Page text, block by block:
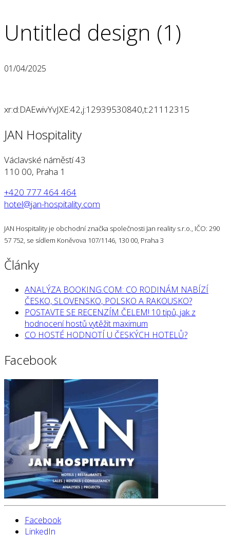
Untitled design (1)
01/04/2025
xr:d:DAEwivYvJXE:42,j:12939530840,t:21112315
JAN Hospitality
Václavské náměstí 43
110 00, Praha 1
+420 777 464 464
hotel@jan-hospitality.com
JAN Hospitality je obchodní značka společnosti Jan reality s.r.o., IČO: 290
57 752, se sídlem Koněvova 107/1146, 130 00, Praha 3
Články
ANALÝZA BOOKING.COM: CO RODINÁM NABÍZÍ
ČESKO, SLOVENSKO, POLSKO A RAKOUSKO?
POSTAVTE SE RECENZÍM ČELEM! 10 tipů, jak z
hodnocení hostů vytěžit maximum
CO HOSTÉ HODNOTÍ U ČESKÝCH HOTELŮ?
Facebook
Facebook
LinkedIn